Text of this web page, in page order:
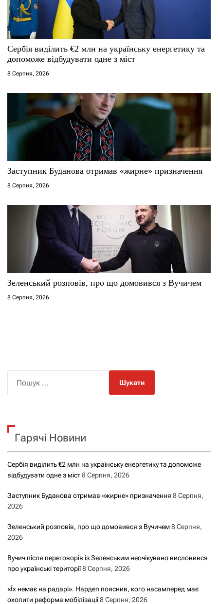
Сербія виділить €2 млн на українську енергетику та
допоможе відбудувати одне з міст
8 Серпня, 2026
Заступник Буданова отримав «жирне» призначення
8 Серпня, 2026
Зеленський розповів, про що домовився з Вучичем
8 Серпня, 2026
к
Гарячі Новини
Сербія виділить €2 млн на українську енергетику та допоможе
відбудувати одне з міст8 Серпня, 2026
Заступник Буданова отримав «жирне» призначення 8 Серпня,
2026
Зеленський розповів, про що домовився з Вучичем8 Серпня,
2026
Вучич після переговорів із Зеленським неочікувано висловився
про українські території8 Серпня, 2026
«Їх немає на радарі». Нардеп пояснив, кого насамперед має
охопити реформа мобілізації8 Серпня, 2026